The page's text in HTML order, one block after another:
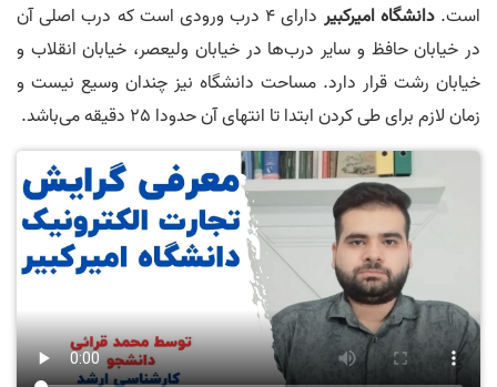
است.دانشگاه امیرکبیر
دارای 4 درب ورودی است که درب اصلی آن
در خیابان حافظ و سایر درب‌ها در خیابان ولیعصر، خیابان انقلاب و
خیابان رشت قرار دارد. مساحت دانشگاه نیز چندان وسیع نیست و
زمان لازم برای طی کردن ابتدا تا انتهای آن حدودا 25 دقیقه می‌باشد.